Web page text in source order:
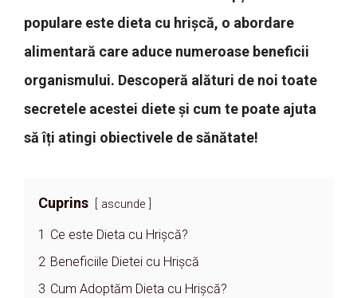
populare este dieta cu hrișcă, o abordare
alimentară care aduce numeroase beneficii
organismului. Descoperă alături de noi toate
secretele acestei diete și cum te poate ajuta
să îți atingi obiectivele de sănătate!
Cuprins ascunde
1 Ce este Dieta cu Hrișcă?
2 Beneficiile Dietei cu Hrișcă
3 Cum Adoptăm Dieta cu Hrișcă?